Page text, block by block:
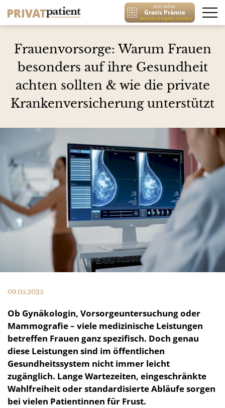
Jetzt online:
Gratis Prämie
berechnen & Angebot anfordern
Frauenvorsorge: Warum Frauen
besonders auf ihre Gesundheit
achten sollten & wie die private
Krankenversicherung unterstützt
09.05.2025
Ob Gynäkologin, Vorsorgeuntersuchung oder
Mammografie – viele medizinische Leistungen
betreffen Frauen ganz spezifisch. Doch genau
diese Leistungen sind im öffentlichen
Gesundheitssystem nicht immer leicht
zugänglich. Lange Wartezeiten, eingeschränkte
Wahlfreiheit oder standardisierte Abläufe sorgen
bei vielen Patientinnen für Frust.